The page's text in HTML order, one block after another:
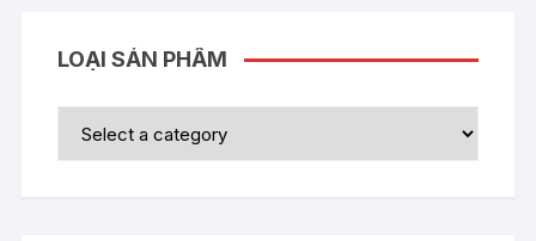
LOẠI SẢN PHẨM